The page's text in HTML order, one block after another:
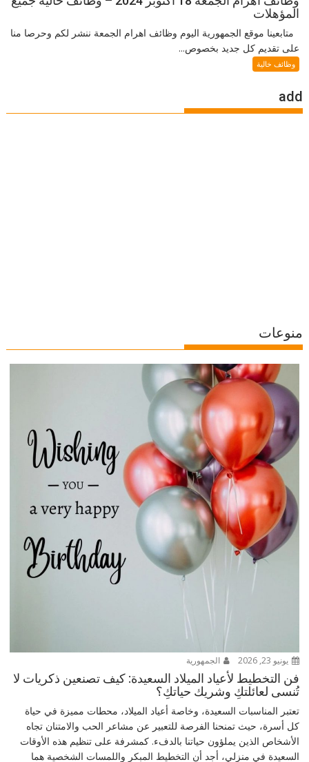
المؤهلات
متابعينا موقع الجمهورية اليوم وظائف اهرام الجمعة ننشر لكم وحرصا منا
على تقديم كل جديد بخصوص...
وظائف خالية
add
منوعات
يونيو 23, 2026 الجمهورية
فن التخطيط لأعياد الميلاد السعيدة: كيف تصنعين ذكريات لا
تُنسى لعائلتكِ وشريك حياتكِ؟
تعتبر المناسبات السعيدة، وخاصة أعياد الميلاد، محطات مميزة في حياة
كل أسرة، حيث تمنحنا الفرصة للتعبير عن مشاعر الحب والامتنان تجاه
الأشخاص الذين يملؤون حياتنا بالدفء. كمشرفة على تنظيم هذه الأوقات
السعيدة في منزلي، أجد أن التخطيط المبكر واللمسات الشخصية هما